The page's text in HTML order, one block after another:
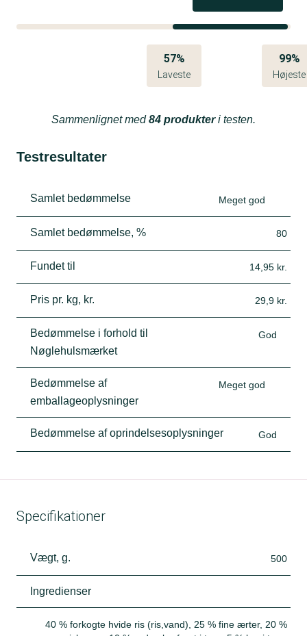
lidt olie, tilsæt presset hvidløg. Herefter tilsættes
risblandingen og steger med i ca. 6 min. Tilsæt
tomatsalsa og lidt vand. Lad det hele simre lidt og
smag evt. til med salt og peber inden servering.
57%
Laveste
99%
Højeste
Sammenlignet med84 produkteri testen.
Testresultater
Samlet bedømmelse Meget god
Samlet bedømmelse, % 80
Fundet til 14,95 kr.
Pris pr. kg, kr. 29,9 kr.
Bedømmelse i forhold til
Nøglehulsmærket
God
Bedømmelse af
emballageoplysninger
Meget god
Bedømmelse af oprindelsesoplysninger God
Specifikationer
Vægt, g. 500
Ingredienser
40 % forkogte hvide ris (ris,vand), 25 % fine ærter, 20 %